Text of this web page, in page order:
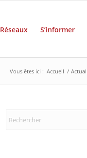
Réseaux S’informer
Vous êtes ici : Accueil /